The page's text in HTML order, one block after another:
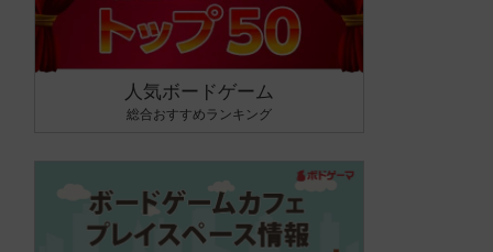
人気ボードゲーム
総合おすすめランキング